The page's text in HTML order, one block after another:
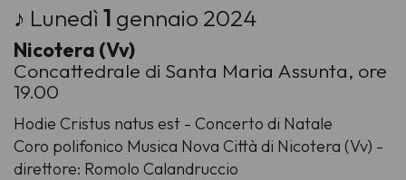
♪ Lunedì1 gennaio 2024
Nicotera (Vv)
Concattedrale di Santa Maria Assunta, ore
19.00
Hodie Cristus natus est - Concerto di Natale
Coro polifonico Musica Nova Città di Nicotera (Vv) -
direttore: Romolo Calandruccio